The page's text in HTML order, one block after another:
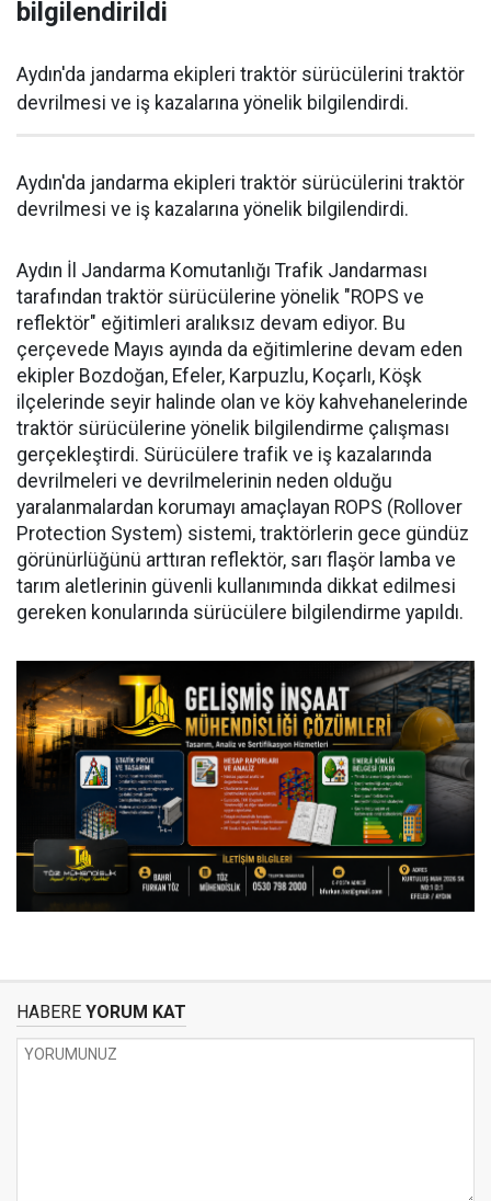
bilgilendirildi
Aydın'da jandarma ekipleri traktör sürücülerini traktör
devrilmesi ve iş kazalarına yönelik bilgilendirdi.
Aydın'da jandarma ekipleri traktör sürücülerini traktör
devrilmesi ve iş kazalarına yönelik bilgilendirdi.
Aydın İl Jandarma Komutanlığı Trafik Jandarması
tarafından traktör sürücülerine yönelik "ROPS ve
reflektör" eğitimleri aralıksız devam ediyor. Bu
çerçevede Mayıs ayında da eğitimlerine devam eden
ekipler Bozdoğan, Efeler, Karpuzlu, Koçarlı, Köşk
ilçelerinde seyir halinde olan ve köy kahvehanelerinde
traktör sürücülerine yönelik bilgilendirme çalışması
gerçekleştirdi. Sürücülere trafik ve iş kazalarında
devrilmeleri ve devrilmelerinin neden olduğu
yaralanmalardan korumayı amaçlayan ROPS (Rollover
Protection System) sistemi, traktörlerin gece gündüz
görünürlüğünü arttıran reflektör, sarı flaşör lamba ve
tarım aletlerinin güvenli kullanımında dikkat edilmesi
gereken konularında sürücülere bilgilendirme yapıldı.
HABERE YORUM KAT